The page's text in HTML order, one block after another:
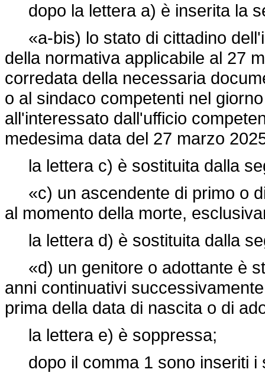
dopo la lettera a) è inserita la
«a-bis) lo stato di cittadino
della normativa applicabile al 27
corredata della necessaria
o al sindaco competenti nel
all'interessato dall'ufficio
medesima data del 27 marzo
la lettera c) è sostituita dalla
«c) un ascendente di primo o
al momento della morte,
la lettera d) è sostituita dalla
«d) un genitore o adottante è
anni continuativi
prima della data di nascita o di
la lettera e) è soppressa;
dopo il comma 1 sono inseriti i